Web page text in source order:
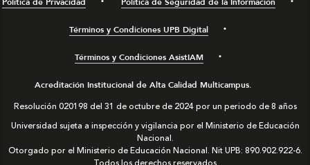
Términos y Condiciones UPB Digital
Términos y Condiciones AsistIAM
Acreditación Institucional de Alta Calidad Multicampus.
Resolución 020198 del 31 de octubre de 2024 por un periodo de 8 años
Universidad sujeta a inspección y vigilancia por el Ministerio de Educación
Nacional.
Otorgado por el Ministerio de Educación Nacional. Nit UPB: 890.902.922-6.